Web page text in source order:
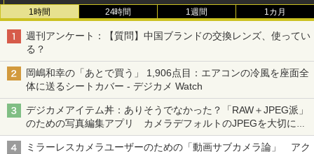
1時間 24時間 1週間 1カ月
週刊アンケート：【質問】中国ブランドの交換レンズ、使ってい
る？
岡嶋和幸の「あとで買う」 1,906点目：エアコンの冷風を座面全
体に送るシートカバー - デジカメ Watch
デジカメアイテム丼：ありそうでなかった？「RAW＋JPEG派」
のための写真編集アプリ カメラデフォルトのJPEGを大切にす
る「Filmator」
ミラーレスカメラユーザーのための「動画サブカメラ論」 アク